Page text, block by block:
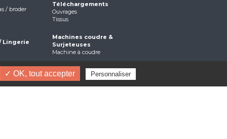
/ broder
Lingerie
Téléchargements
Ouvrages
Tissus
Machines coudre &
Surjeteuses
Machine à coudre
Lampe et loupe
✓ OK, tout accepter Personnaliser